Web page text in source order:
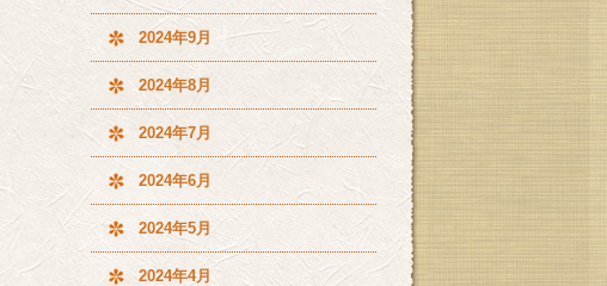
2024年9月
2024年8月
2024年7月
2024年6月
2024年5月
2024年4月